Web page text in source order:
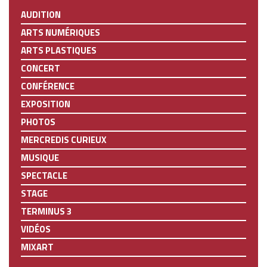
AUDITION
ARTS NUMÉRIQUES
ARTS PLASTIQUES
CONCERT
CONFÉRENCE
EXPOSITION
PHOTOS
MERCREDIS CURIEUX
MUSIQUE
SPECTACLE
STAGE
TERMINUS 3
VIDÉOS
MIXART